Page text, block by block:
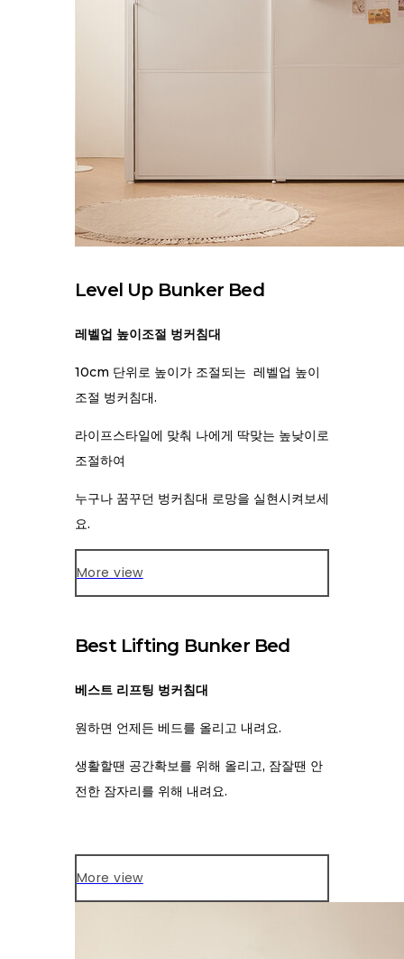
Level Up Bunker Bed
레벨업 높이조절 벙커침대
10cm 단위로 높이가 조절되는 레벨업 높이
조절 벙커침대.
라이프스타일에 맞춰 나에게 딱맞는 높낮이로
조절하여
누구나 꿈꾸던 벙커침대 로망을 실현시켜보세
요.
More view
Best Lifting Bunker Bed
베스트 리프팅 벙커침대
원하면 언제든 베드를 올리고 내려요.
생활할땐 공간확보를 위해 올리고, 잠잘땐 안
전한 잠자리를 위해 내려요.
More view